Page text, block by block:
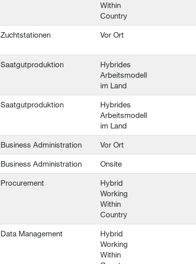
Within
Country
Zuchtstationen Vor Ort
Saatgutproduktion
Hybrides
Arbeitsmodell
im Land
Saatgutproduktion
Hybrides
Arbeitsmodell
im Land
Business Administration Vor Ort
Business Administration Onsite
Procurement
Hybrid
Working
Within
Country
Data Management
Hybrid
Working
Within